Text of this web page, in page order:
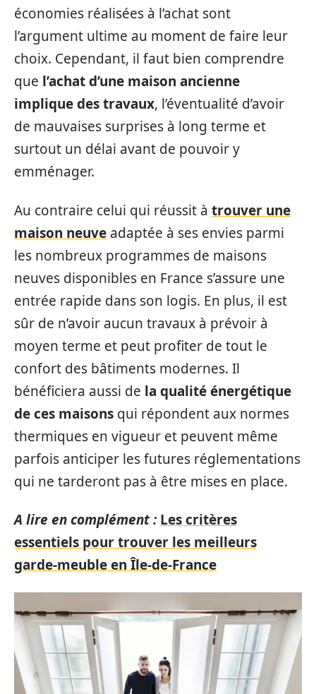
économies réalisées à l’achat sont
l’argument ultime au moment de faire leur
choix. Cependant, il faut bien comprendre
que l’achat d’une maison ancienne
implique des travaux, l’éventualité d’avoir
de mauvaises surprises à long terme et
surtout un délai avant de pouvoir y
emménager.
Au contraire celui qui réussit à trouver une
maison neuve adaptée à ses envies parmi
les nombreux programmes de maisons
neuves disponibles en France s’assure une
entrée rapide dans son logis. En plus, il est
sûr de n’avoir aucun travaux à prévoir à
moyen terme et peut profiter de tout le
confort des bâtiments modernes. Il
bénéficiera aussi de la qualité énergétique
de ces maisons qui répondent aux normes
thermiques en vigueur et peuvent même
parfois anticiper les futures réglementations
qui ne tarderont pas à être mises en place.
A lire en complément : Les critères
essentiels pour trouver les meilleurs
garde-meuble en Île-de-France